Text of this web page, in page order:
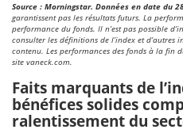
Source : Morningstar. Données en date du
garantissent pas les résultats futurs. La
performance du fonds. Il n’est pas possible
consulter les définitions de l’index et
contenu. Les performances des fonds à la fin
site vaneck.com.
Faits marquants de
bénéfices solides
ralentissement du